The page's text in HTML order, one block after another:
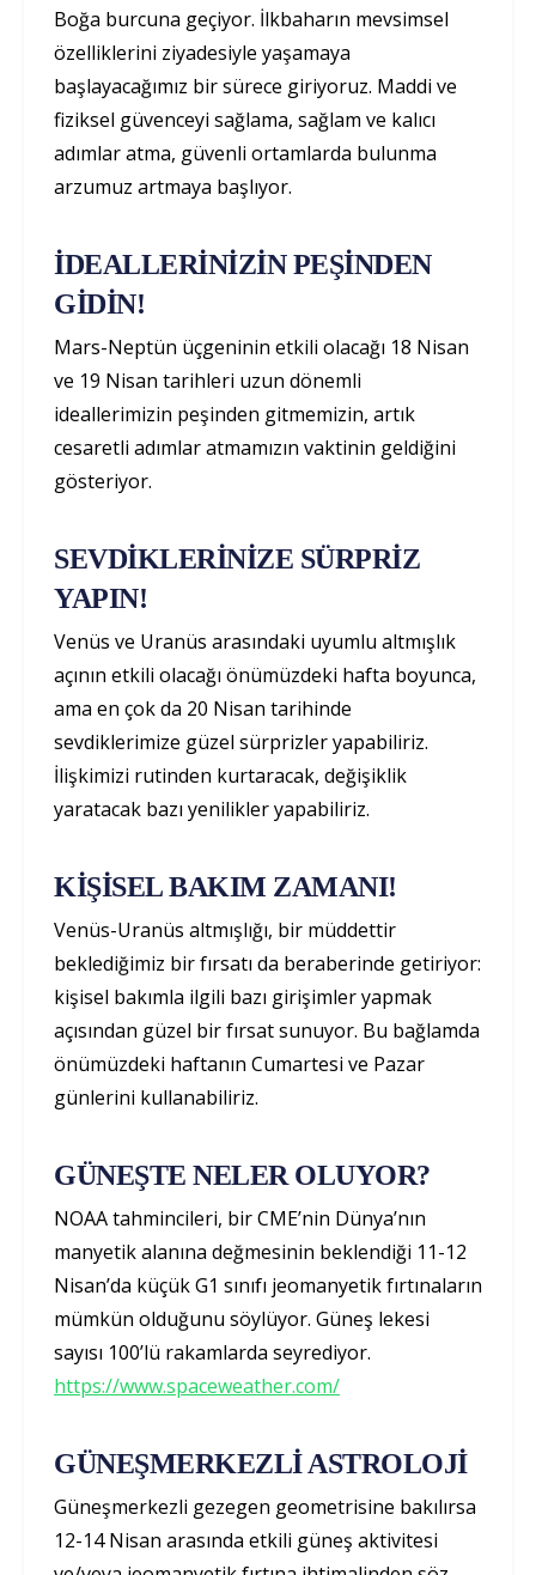
Boğa burcuna geçiyor. İlkbaharın mevsimsel
özelliklerini ziyadesiyle yaşamaya
başlayacağımız bir sürece giriyoruz. Maddi ve
fiziksel güvenceyi sağlama, sağlam ve kalıcı
adımlar atma, güvenli ortamlarda bulunma
arzumuz artmaya başlıyor.
İDEALLERİNİZİN PEŞİNDEN
GİDİN!
Mars-Neptün üçgeninin etkili olacağı 18 Nisan
ve 19 Nisan tarihleri uzun dönemli
ideallerimizin peşinden gitmemizin, artık
cesaretli adımlar atmamızın vaktinin geldiğini
gösteriyor.
SEVDİKLERİNİZE SÜRPRİZ
YAPIN!
Venüs ve Uranüs arasındaki uyumlu altmışlık
açının etkili olacağı önümüzdeki hafta boyunca,
ama en çok da 20 Nisan tarihinde
sevdiklerimize güzel sürprizler yapabiliriz.
İlişkimizi rutinden kurtaracak, değişiklik
yaratacak bazı yenilikler yapabiliriz.
KİŞİSEL BAKIM ZAMANI!
Venüs-Uranüs altmışlığı, bir müddettir
beklediğimiz bir fırsatı da beraberinde getiriyor:
kişisel bakımla ilgili bazı girişimler yapmak
açısından güzel bir fırsat sunuyor. Bu bağlamda
önümüzdeki haftanın Cumartesi ve Pazar
günlerini kullanabiliriz.
GÜNEŞTE NELER OLUYOR?
NOAA tahmincileri, bir CME’nin Dünya’nın
manyetik alanına değmesinin beklendiği 11-12
Nisan’da küçük G1 sınıfı jeomanyetik fırtınaların
mümkün olduğunu söylüyor. Güneş lekesi
sayısı 100’lü rakamlarda seyrediyor.
https://www.spaceweather.com/
GÜNEŞMERKEZLİ ASTROLOJİ
Güneşmerkezli gezegen geometrisine bakılırsa
12-14 Nisan arasında etkili güneş aktivitesi